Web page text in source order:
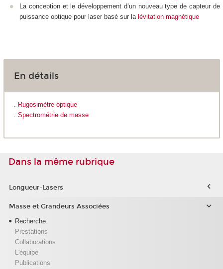
La conception et le développement d’un nouveau type de capteur de
puissance optique pour laser basé sur la lévitation magnétique
En détails
. Rugosimètre optique
. Spectrométrie de masse
Dans la même rubrique
Longueur-Lasers
Masse et Grandeurs Associées
Recherche
Prestations
Collaborations
L'équipe
Publications